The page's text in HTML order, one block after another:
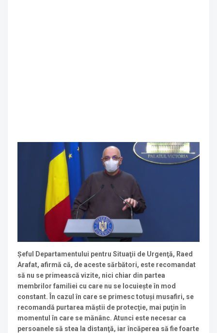
Şeful Departamentului pentru Situaţii de Urgenţă, Raed
Arafat, afirmă că, de aceste sărbători, este recomandat
să nu se primească vizite, nici chiar din partea
membrilor familiei cu care nu se locuieşte în mod
constant. În cazul în care se primesc totuşi musafiri, se
recomandă purtarea măştii de protecţie, mai puţin în
momentul în care se mănânc. Atunci este necesar ca
persoanele să stea la distanţă, iar încăperea să fie foarte